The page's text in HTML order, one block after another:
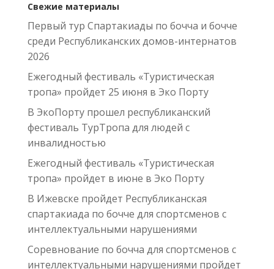
Свежие материалы
Первый тур Спартакиады по бочча и бочче
среди Республиканских домов-интернатов
2026
Ежегодный фестиваль «Туристическая
тропа» пройдет 25 июня в Эко Порту
В ЭкоПорту прошел республиканский
фестиваль ТурТропа для людей с
инвалидностью
Ежегодный фестиваль «Туристическая
тропа» пройдет в июне в Эко Порту
В Ижевске пройдет Республиканская
спартакиада по бочче для спортсменов с
интеллектуальными нарушениями
Соревнование по бочча для спортсменов с
интеллектуальными нарушениями пройдет